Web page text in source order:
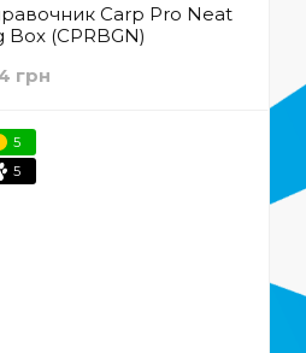
Carp Pro Neat
Box (CPRBGN)
грн
5
5